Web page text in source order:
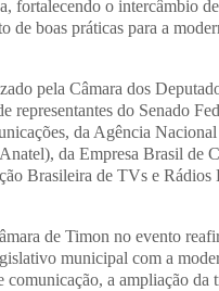
fortalecendo o intercâmbio
de boas práticas para a
pela Câmara dos
representantes do Senado
da Agência
da Empresa Brasil de
Brasileira de TVs e Rádios
de Timon no evento
municipal com a
comunicação, a ampliação da